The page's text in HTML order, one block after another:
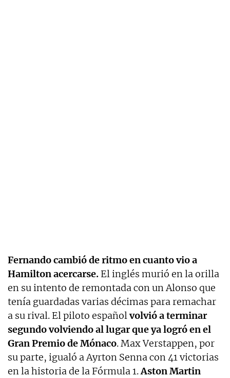
Fernando cambió de ritmo en cuanto vio a
Hamilton acercarse. El inglés murió en la orilla
en su intento de remontada con un Alonso que
tenía guardadas varias décimas para remachar
a su rival. El piloto españolvolvió a terminar
segundo volviendo al lugar que ya logró en el
Gran Premio de Mónaco. Max Verstappen, por
su parte, igualó a Ayrton Senna con 41 victorias
en la historia de la Fórmula 1.Aston Martin